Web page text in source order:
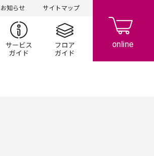
お知らせ サイトマップ
ショップニュースサービスガイドフロアガイド